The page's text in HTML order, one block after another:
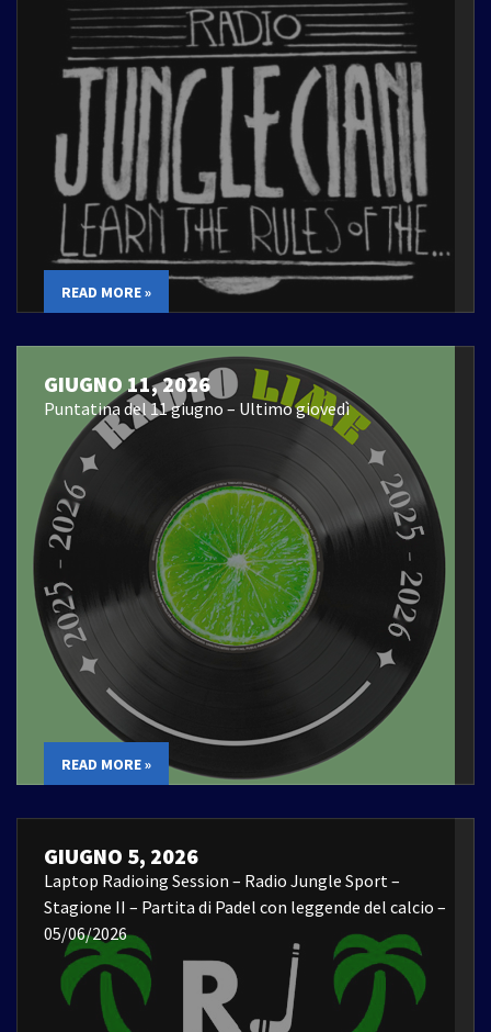
READ MORE »
GIUGNO 11, 2026
Puntatina del 11 giugno – Ultimo giovedì
READ MORE »
GIUGNO 5, 2026
Laptop Radioing Session – Radio Jungle Sport –
Stagione II – Partita di Padel con leggende del calcio –
05/06/2026